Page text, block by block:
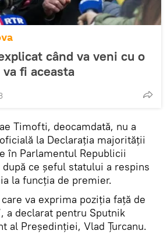
când va veni cu o
fi aceasta
Timofti, deocamdată, nu a
la Declaraţia majorităţii
în Parlamentul Republicii
ce şeful statului a respins
la funcţia de premier.
va exprima poziţia faţă de
a declarat pentru Sputnik
al Preşedinţiei, Vlad Ţurcanu.